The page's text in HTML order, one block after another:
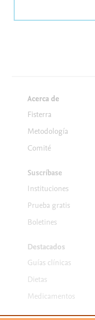
Acerca de
Fisterra
Metodología
Comité
Suscríbase
Instituciones
Prueba gratis
Boletines
Destacados
Guías clínicas
Dietas
Medicamentos